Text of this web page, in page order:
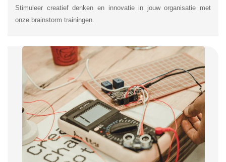
Stimuleer creatief denken en innovatie in jouw organisatie met
onze brainstorm trainingen.